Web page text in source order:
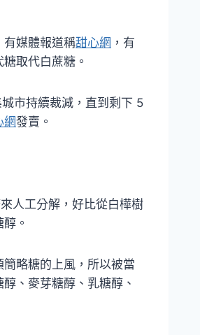
有媒體報道稱甜心網 ，有
取代白蔗糖。
市持續裁減，直到剩下 5
網發賣。
人工分解，好比從白樺樹
。
簡略糖的上風，所以被當
、麥芽糖醇、乳糖醇、